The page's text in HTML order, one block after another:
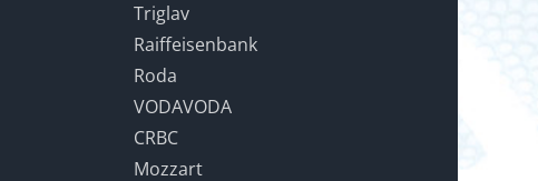
Triglav
Raiffeisenbank
Roda
VODAVODA
CRBC
Mozzart